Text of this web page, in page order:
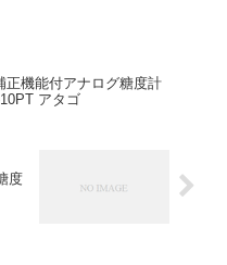
正機能付アナログ糖度計
アタゴ
度